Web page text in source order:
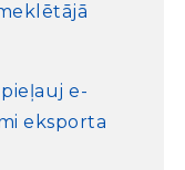
e-
eksporta